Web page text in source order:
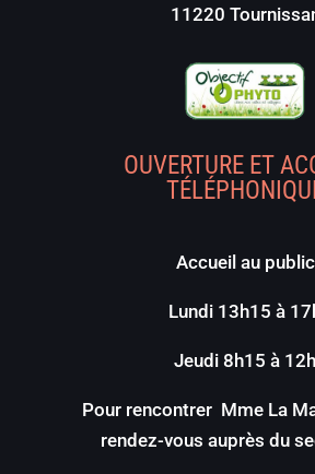
11220
OUVERTURE ET
Accueil au public
Lundi 13h15 à
Jeudi 8h15 à 12h
Pour rencontrer Mme La
rendez-vous auprès du